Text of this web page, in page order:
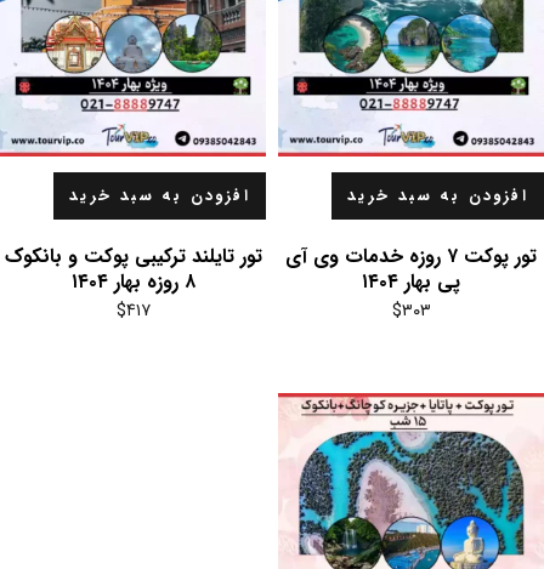
افزودن به سبد خرید
تور پوکت ۷ روزه خدمات وی آی
پی بهار ۱۴۰۴
$۳۰۳
افزودن به سبد خرید
تور تایلند ترکیبی پوکت و بانکوک
۸ روزه بهار ۱۴۰۴
$۴۱۷